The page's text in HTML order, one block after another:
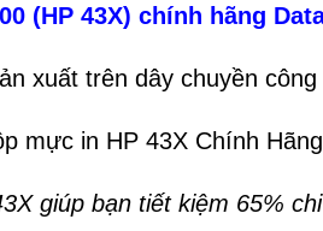
(HP 43X) chính hãng
xuất trên dây chuyền công
mực in HP 43X Chính Hãng
giúp bạn tiết kiệm 65%